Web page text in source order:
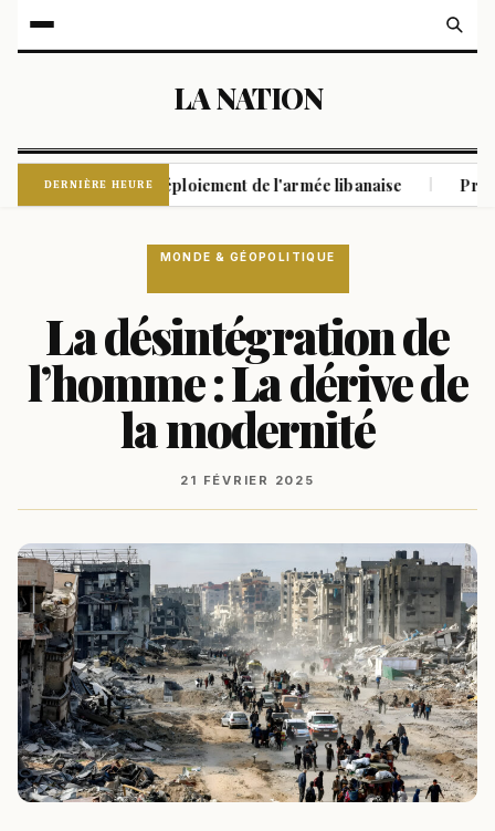
LA NATION
DERNIÈRE HEURE
malgré le déploiement de l'armée libanaise | Près de
MONDE & GÉOPOLITIQUE
La désintégration de
l’homme : La dérive de
la modernité
21 FÉVRIER 2025